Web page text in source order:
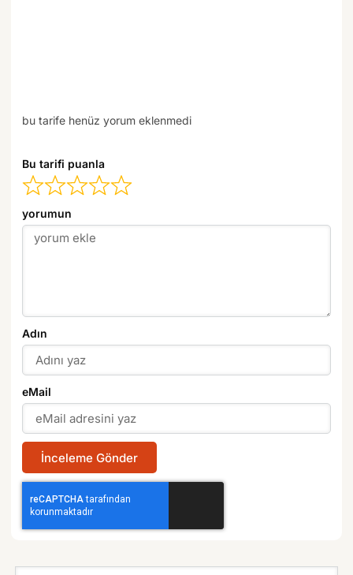
bu tarife henüz yorum eklenmedi
Bu tarifi puanla
yorumun
Adın
eMail
İnceleme Gönder